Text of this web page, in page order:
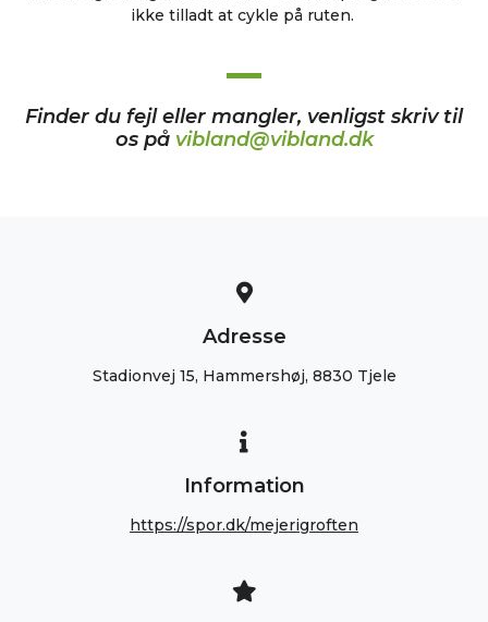
ikke tilladt at cykle på ruten.
Finder du fejl eller mangler, venligst skriv til
os på vibland@vibland.dk
Adresse
Stadionvej 15, Hammershøj, 8830 Tjele
Information
https://spor.dk/mejerigroften